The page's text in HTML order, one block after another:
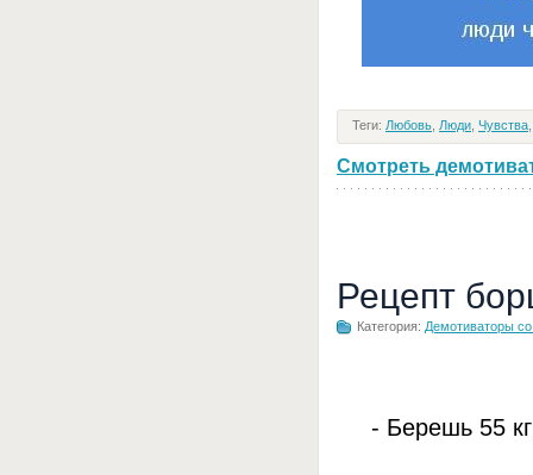
Теги: Любовь Люди Чувства
Смотреть
Рецепт
Категория: Демотиваторы
- Берешь 55